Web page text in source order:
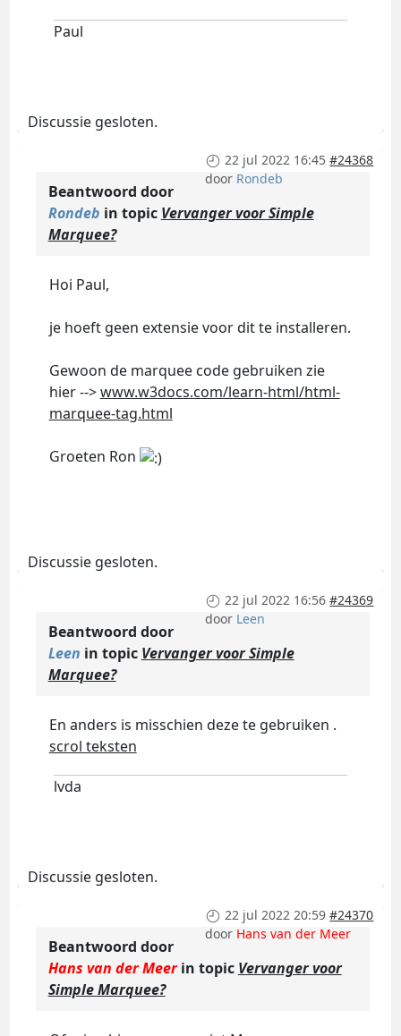
Paul
Discussie gesloten.
22 jul 2022 16:45 #24368
door Rondeb
Beantwoord door
Rondeb in topic Vervanger voor Simple
Marquee?
Hoi Paul,
je hoeft geen extensie voor dit te installeren.
Gewoon de marquee code gebruiken zie
hier -->www.w3docs.com/learn-html/html-
marquee-tag.html
Groeten Ron
Discussie gesloten.
22 jul 2022 16:56 #24369
door Leen
Beantwoord door
Leen in topic Vervanger voor Simple
Marquee?
En anders is misschien deze te gebruiken .
scrol teksten
lvda
Discussie gesloten.
22 jul 2022 20:59 #24370
door Hans van der Meer
Beantwoord door
Hans van der Meerin topic Vervanger voor
Simple Marquee?